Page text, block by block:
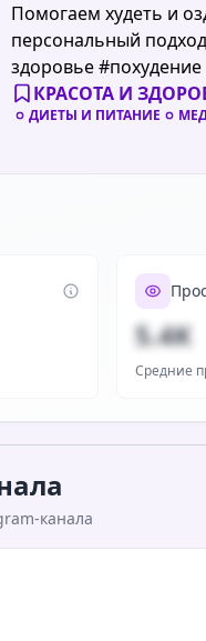
Помогаем худеть и
персональный
здоровье
КРАСОТА И
ДИЕТЫ И ПИТАНИЕ
5.4K
Средние
канала